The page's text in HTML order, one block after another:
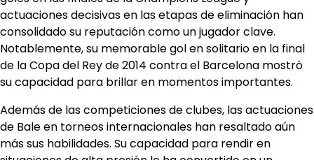
actuaciones decisivas en las etapas de eliminación han
consolidado su reputación como un jugador clave.
Notablemente, su memorable gol en solitario en la final
de la Copa del Rey de 2014 contra el Barcelona mostró
su capacidad para brillar en momentos importantes.
Además de las competiciones de clubes, las actuaciones
de Bale en torneos internacionales han resaltado aún
más sus habilidades. Su capacidad para rendir en